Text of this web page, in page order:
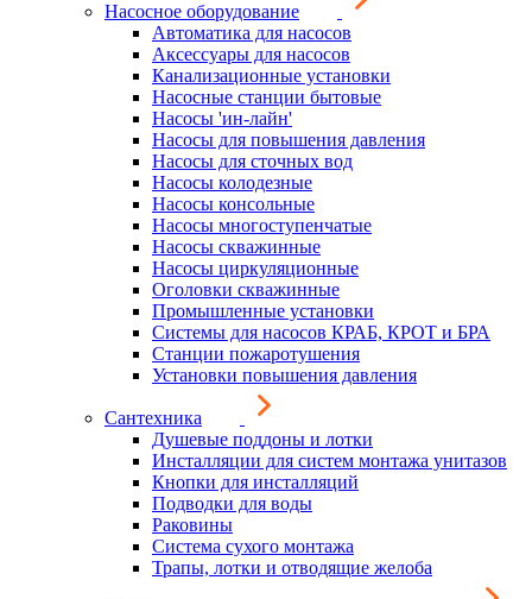
Насосное оборудование
Автоматика для насосов
Аксессуары для насосов
Канализационные установки
Насосные станции бытовые
Насосы 'ин-лайн'
Насосы для повышения давления
Насосы для сточных вод
Насосы колодезные
Насосы консольные
Насосы многоступенчатые
Насосы скважинные
Насосы циркуляционные
Оголовки скважинные
Промышленные установки
Системы для насосов КРАБ, КРОТ и БРА
Станции пожаротушения
Установки повышения давления
Сантехника
Душевые поддоны и лотки
Инсталляции для систем монтажа унитазов
Кнопки для инсталляций
Подводки для воды
Раковины
Система сухого монтажа
Трапы, лотки и отводящие желоба